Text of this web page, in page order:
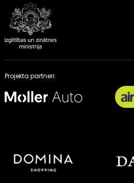
Projekta partneri: